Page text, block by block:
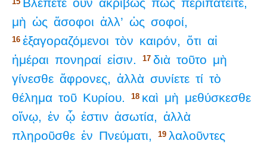
Βλέπετε οὖν ἀκριβῶς πῶς περιπατεῖτε,
μὴ ὡς ἄσοφοι ἀλλ’ ὡς σοφοί,
16 ἐξαγοραζόμενοι τὸν καιρόν, ὅτι αἱ
ἡμέραι πονηραί εἰσιν. 17 διὰ τοῦτο μὴ
γίνεσθε ἄφρονες, ἀλλὰ συνίετε τί τὸ
θέλημα τοῦ Κυρίου. 18 καὶ μὴ μεθύσκεσθε
οἴνῳ, ἐν ᾧ ἐστιν ἀσωτία, ἀλλὰ
πληροῦσθε ἐν Πνεύματι, 19 λαλοῦντες